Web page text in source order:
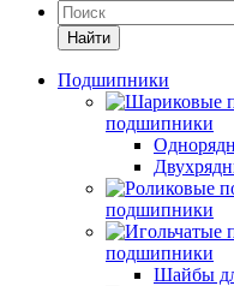
Найти
Подшипники
подшипники
подшипники
подшипники
Шайбы